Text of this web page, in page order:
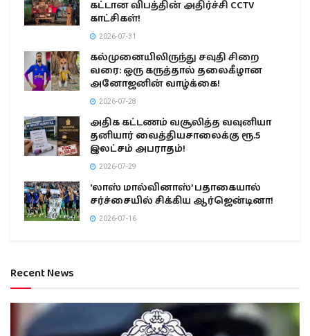
கட்டான விபத்தின் அதிர்ச்சி CCTV
காட்சிகள்!
2026-07-31
கல்முனையிலிருந்து சவுதி சிறை
வரை: ஒரு கருத்தால் தலைகீழான
அனோஜனின் வாழ்க்கை!
2026-07-28
அதிக கட்டணம் வசூலித்த வவுனியா
தனியார் வைத்தியசாலைக்கு ரூ.5
இலட்சம் அபராதம்!
2026-07-29
‘லாஸ் மால்வினாஸ்’ பதாகையால்
சர்ச்சையில் சிக்கிய ஆர்ஜென்டினா!
2026-07-16
Recent News